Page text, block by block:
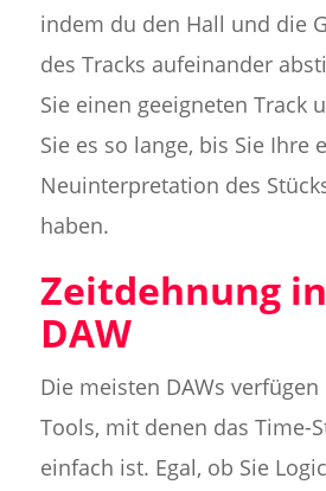
indem du den Hall und die
des Tracks aufeinander
Sie einen geeigneten Track
Sie es so lange, bis Sie Ihre
Neuinterpretation des
haben.
Zeitdehnung
DAW
Die meisten DAWs
Tools, mit denen das Time-
einfach ist. Egal, ob Sie